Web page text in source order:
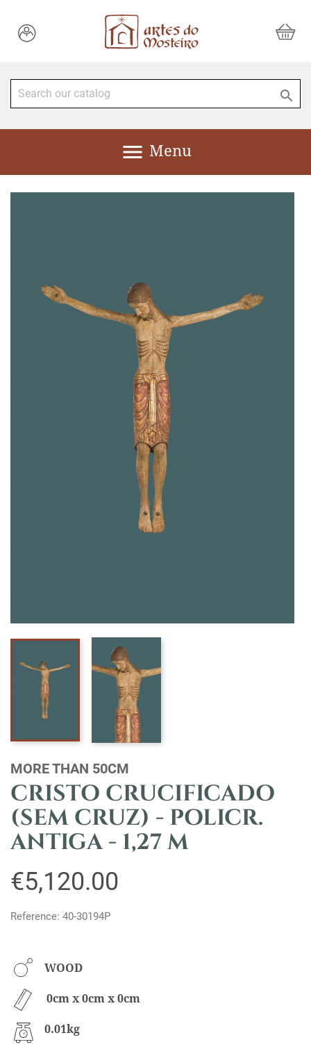

 Menu
MORE THAN 50CM
CRISTO CRUCIFICADO
(SEM CRUZ) - POLICR.
ANTIGA - 1,27 M
€5,120.00
Reference: 40-30194P
WOOD
0cm x 0cm x 0cm
0.01kg